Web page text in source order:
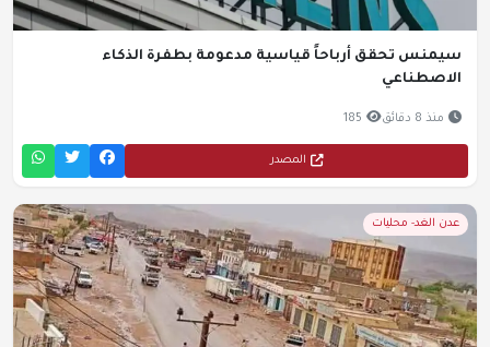
سيمنس تحقق أرباحاً قياسية مدعومة بطفرة الذكاء
الاصطناعي
منذ 8 دقائق 185
المصدر
عدن الغد- محليات